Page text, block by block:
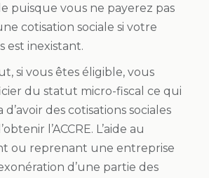
puisque vous ne payerez pas
cotisation sociale si votre
est inexistant.
si vous êtes éligible, vous
du statut micro-fiscal ce qui
des cotisations sociales
l’ACCRE. L’aide au
ou reprenant une entreprise
d’une partie des